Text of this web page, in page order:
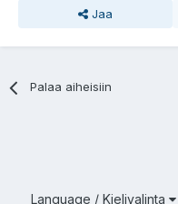
Jaa
Palaa aiheisiin
Language / Kielivalinta